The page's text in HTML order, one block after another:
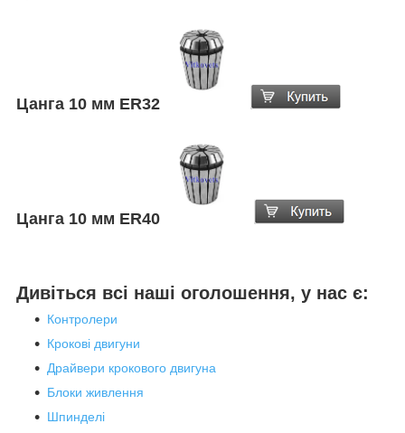
Цанга 10 мм ER32
Цанга 10 мм ER40
Дивіться всі наші оголошення, у нас є:
Контролери
Крокові двигуни
Драйвери крокового двигуна
Блоки живлення
Шпинделі